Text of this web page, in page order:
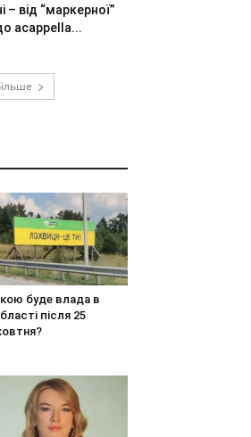
– від “маркерної”
acappella...
буде влада в
після 25